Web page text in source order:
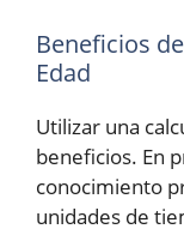
Beneficios
Edad
Utilizar una
beneficios. En
conocimiento
unidades de